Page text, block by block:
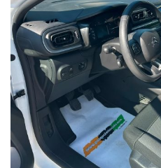
TRASMISSIONE
Trazione Anteriore - Cambio
DIMENSIONI E MASSA
Passo 2,539 m - Lunghezza
Altezza 1,474 mTara 1165 kg , a
rimorchiabile 600 kgCapacità
3: 1300 dm3
PRESTAZIONI
Velocità massima 188 km/h -
secConsumo WLTP l/100km (km/
- High 0,0 (0) - ExtraHigh 0,0 (0) -
CO2 WLTP g/km: Low 0,0 -